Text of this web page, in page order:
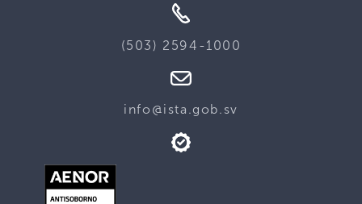
(503) 2594-1000
info@ista.gob.sv